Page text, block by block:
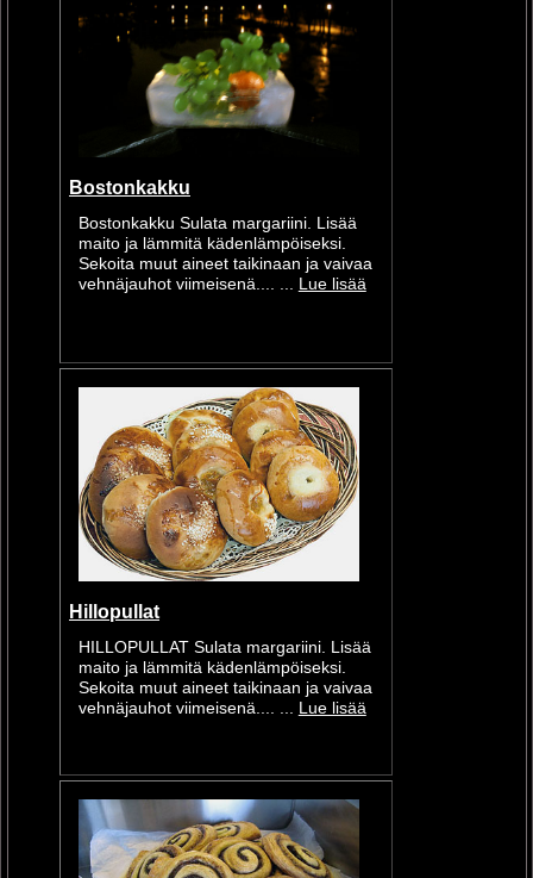
Bostonkakku
Bostonkakku Sulata margariini. Lisää
maito ja lämmitä kädenlämpöiseksi.
Sekoita muut aineet taikinaan ja vaivaa
vehnäjauhot viimeisenä.... ... Lue lisää
Hillopullat
HILLOPULLAT Sulata margariini. Lisää
maito ja lämmitä kädenlämpöiseksi.
Sekoita muut aineet taikinaan ja vaivaa
vehnäjauhot viimeisenä.... ... Lue lisää